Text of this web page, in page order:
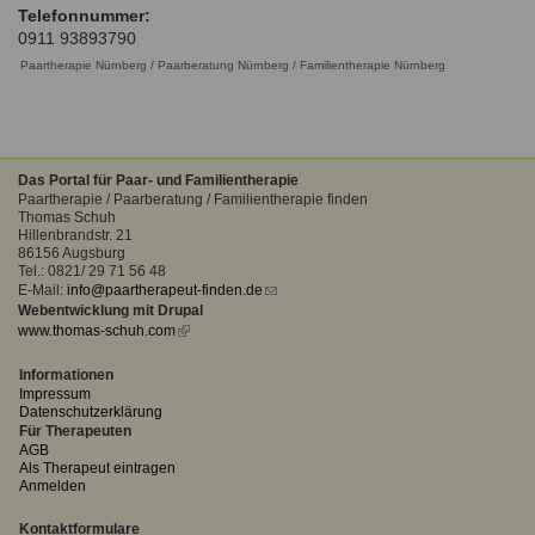
Qualitätssicherung
Qualität unserer Therapeuten
Familienthemen
Veranstaltungen
Seminare und Kurse
Fortbildungen
Ausbildungsinstitute
Fortbildungen
Benutzername *
Passwort*
vergessen?
Anmelden
Sitemap
Links
Formular zur Registrierung
Telefonnummer:
0911 93893790
Paartherapie Nürnberg / Paarberatung Nürnberg / Familientherapie Nürnberg
Das Portal für Paar- und Familientherapie
Paartherapie / Paarberatung / Familientherapie finden
Thomas Schuh
Hillenbrandstr. 21
86156 Augsburg
Tel.: 0821/ 29 71 56 48
E-Mail: info@paartherapeut-finden.de (link
Webentwicklung mit Drupal
www.thomas-schuh.com(link
Informationen
Impressum
Datenschutzerklärung
Für Therapeuten
AGB
Als Therapeut eintragen
Anmelden
Kontaktformulare